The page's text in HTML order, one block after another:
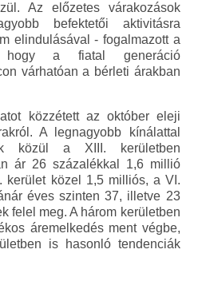
Az előzetes várakozások
befektetői aktivitásra
elindulásával - fogalmazott a
hogy a fiatal generáció
várhatóan a bérleti árakban
közzétett az október eleji
A legnagyobb kínálattal
közül a XIII. kerületben
ár 26 százalékkal 1,6 millió
kerület közel 1,5 milliós, a VI.
éves szinten 37, illetve 23
felel meg. A három kerületben
áremelkedés ment végbe,
is hasonló tendenciák